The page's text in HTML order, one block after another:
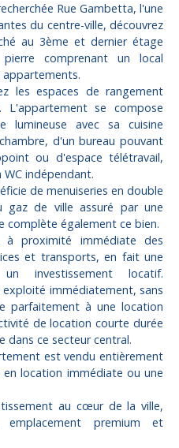
Rue Gambetta, l'une
du centre-ville, découvrez
au 3ème et dernier étage
comprenant un local
les espaces de rangement
L'appartement se compose
lumineuse avec sa cuisine
d'un bureau pouvant
ou d'espace télétravail,
indépendant.
de menuiseries en double
gaz de ville assuré par une
complète également ce bien.
à proximité immédiate des
et transports, en fait une
investissement locatif.
immédiatement, sans
parfaitement à une location
de location courte durée
dans ce secteur central.
est vendu entièrement
location immédiate ou une
au cœur de la ville,
premium et